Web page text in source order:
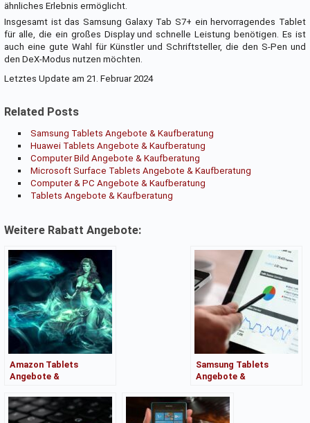
ähnliches Erlebnis ermöglicht.
Insgesamt ist das Samsung Galaxy Tab S7+ ein hervorragendes Tablet
für alle, die ein großes Display und schnelle Leistung benötigen. Es ist
auch eine gute Wahl für Künstler und Schriftsteller, die den S-Pen und
den DeX-Modus nutzen möchten.
Letztes Update am 21. Februar 2024
Related Posts
Samsung Tablets Angebote & Kaufberatung
Huawei Tablets Angebote & Kaufberatung
Computer Bild Angebote & Kaufberatung
Microsoft Surface Tablets Angebote & Kaufberatung
Computer & PC Angebote & Kaufberatung
Tablets Angebote & Kaufberatung
Weitere Rabatt Angebote:
Amazon Tablets
Angebote &
Samsung Tablets
Angebote &